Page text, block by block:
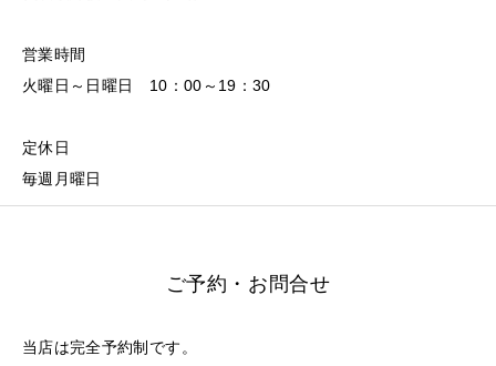
営業時間
火曜日～日曜日 10：00～19：30
定休日
毎週月曜日
ご予約・お問合せ
当店は完全予約制です。